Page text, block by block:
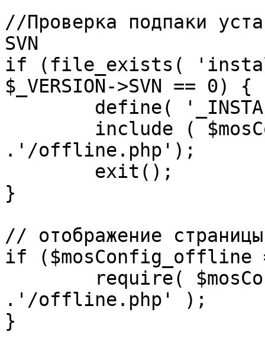
//Проверка подпаки
SVN
if (file_exists(
$_VERSION->SVN == 0) {
.'/offline.php');
}
// отображение
if ($mosConfig_offline
.'/offline.php' );
}